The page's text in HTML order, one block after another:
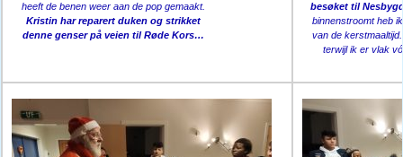
heeft de benen weer aan de pop gemaakt.
Kristin har reparert duken og strikket
denne genser på veien til Røde Kors…
besøket til
binnenstroomt heb
van de
terwijl ik er vlak